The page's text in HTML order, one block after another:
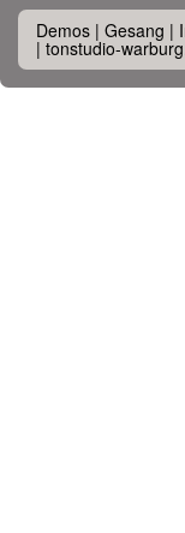
Demos | Gesang |
| tonstudio-